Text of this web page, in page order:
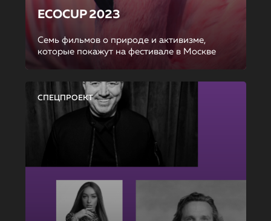
ECOCUP 2023
Семь фильмов о природе и активизме,
которые покажут на фестивале в Москве
СПЕЦПРОЕКТ